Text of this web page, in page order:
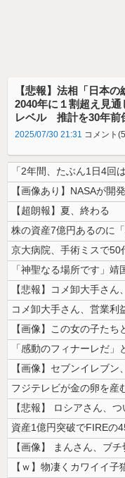
【悲報】法相「日本
2040年に１割超え見
レベル 推計を30年前
2025/07/30 21:31 コメント
【超朗報】夏、終わる
【画像】この女の子た
【画像】セブンイレブ
【悲報】 ロシアさん、
【ｗ】物凄くカワイイ子